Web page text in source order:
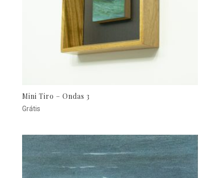
Mini Tiro – Ondas 3
Grátis